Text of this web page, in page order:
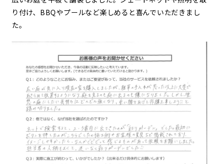
り付け、BBQやプールなど楽しめると喜んでいただきまし
た。